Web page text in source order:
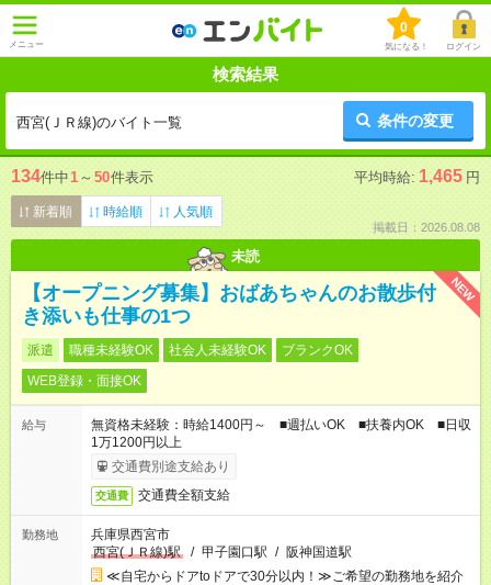
メニュー
0
気になる！ ログイン
検索結果
西宮(ＪＲ線)のバイト一覧 条件の変更
134件中1 ～ 50件表示 平均時給: 1,465 円
新着順 時給順 人気順
掲載日：2026.08.08
未読
NEW
【オープニング募集】おばあちゃんのお散歩付
き添いも仕事の1つ
派遣 職種未経験OK 社会人未経験OK
ブランクOK
WEB登録・面接OK
給与
無資格未経験：時給1400円～ ■週払いOK ■扶養内OK ■日収
1万1200円以上
交通費別途支給あり
交通費 交通費全額支給
勤務地
兵庫県西宮市
西宮(ＪＲ線)駅
/ 甲子園口駅 / 阪神国道駅
≪自宅からドアtoドアで30分以内！≫ご希望の勤務地を紹介